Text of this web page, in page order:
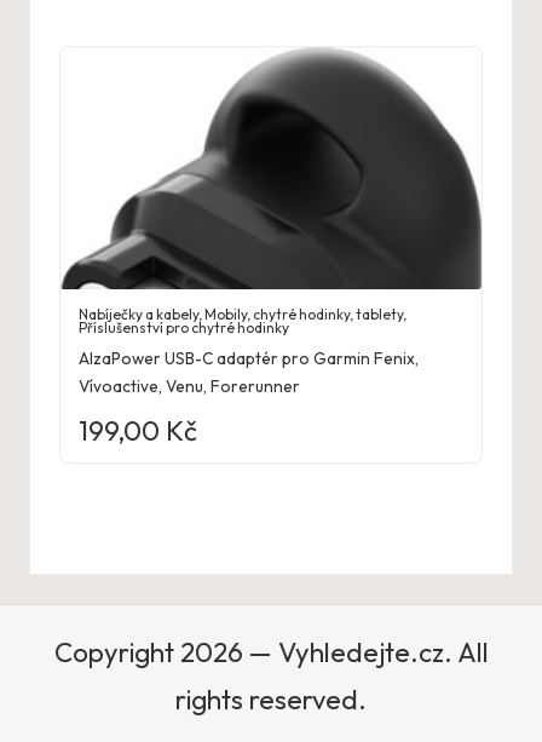
Nabíječky a kabely,Mobily, chytré hodinky, tablety,
Příslušenství pro chytré hodinky
AlzaPower USB-C adaptér pro Garmin Fenix,
Vívoactive, Venu, Forerunner
199,00 Kč
Copyright 2026 — Vyhledejte.cz. All
rights reserved.